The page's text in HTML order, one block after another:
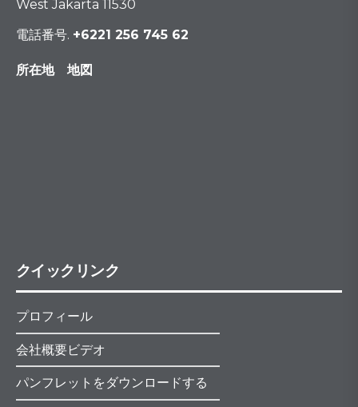
West Jakarta 11530
電話番号. +6221 256 745 62
所在地 地図
クイックリンク
プロフィール
会社概要ビデオ
パンフレットをダウンロードする